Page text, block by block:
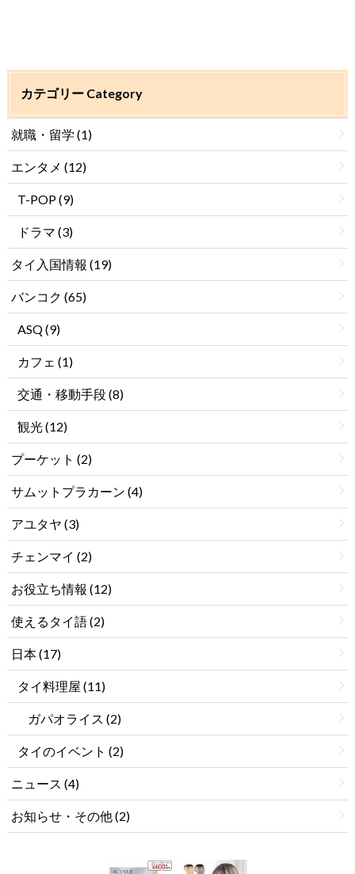
カテゴリー Category
就職・留学 (1)
エンタメ (12)
T-POP(9)
ドラマ (3)
タイ入国情報 (19)
バンコク (65)
ASQ(9)
カフェ (1)
交通・移動手段(8)
観光(12)
プーケット (2)
サムットプラカーン (4)
アユタヤ (3)
チェンマイ (2)
お役立ち情報 (12)
使えるタイ語(2)
日本(17)
タイ料理屋 (11)
ガパオライス (2)
タイのイベント (2)
ニュース (4)
お知らせ・その他(2)